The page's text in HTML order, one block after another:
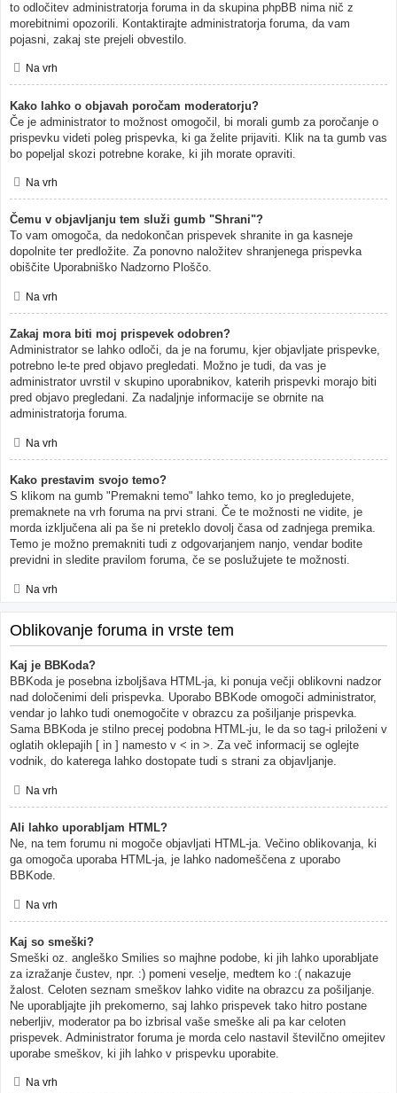
to odločitev administratorja foruma in da skupina phpBB nima nič z
morebitnimi opozorili. Kontaktirajte administratorja foruma, da vam
pojasni, zakaj ste prejeli obvestilo.
Na vrh
Kako lahko o objavah poročam moderatorju?
Če je administrator to možnost omogočil, bi morali gumb za poročanje o
prispevku videti poleg prispevka, ki ga želite prijaviti. Klik na ta gumb vas
bo popeljal skozi potrebne korake, ki jih morate opraviti.
Na vrh
Čemu v objavljanju tem služi gumb "Shrani"?
To vam omogoča, da nedokončan prispevek shranite in ga kasneje
dopolnite ter predložite. Za ponovno naložitev shranjenega prispevka
obiščite Uporabniško Nadzorno Ploščo.
Na vrh
Zakaj mora biti moj prispevek odobren?
Administrator se lahko odloči, da je na forumu, kjer objavljate prispevke,
potrebno le-te pred objavo pregledati. Možno je tudi, da vas je
administrator uvrstil v skupino uporabnikov, katerih prispevki morajo biti
pred objavo pregledani. Za nadaljnje informacije se obrnite na
administratorja foruma.
Na vrh
Kako prestavim svojo temo?
S klikom na gumb "Premakni temo" lahko temo, ko jo pregledujete,
premaknete na vrh foruma na prvi strani. Če te možnosti ne vidite, je
morda izključena ali pa še ni preteklo dovolj časa od zadnjega premika.
Temo je možno premakniti tudi z odgovarjanjem nanjo, vendar bodite
previdni in sledite pravilom foruma, če se poslužujete te možnosti.
Na vrh
Oblikovanje foruma in vrste tem
Kaj je BBKoda?
BBKoda je posebna izboljšava HTML-ja, ki ponuja večji oblikovni nadzor
nad določenimi deli prispevka. Uporabo BBKode omogoči administrator,
vendar jo lahko tudi onemogočite v obrazcu za pošiljanje prispevka.
Sama BBKoda je stilno precej podobna HTML-ju, le da so tag-i priloženi v
oglatih oklepajih [ in ] namesto v < in >. Za več informacij se oglejte
vodnik, do katerega lahko dostopate tudi s strani za objavljanje.
Na vrh
Ali lahko uporabljam HTML?
Ne, na tem forumu ni mogoče objavljati HTML-ja. Večino oblikovanja, ki
ga omogoča uporaba HTML-ja, je lahko nadomeščena z uporabo
BBKode.
Na vrh
Kaj so smeški?
Smeški oz. angleško Smilies so majhne podobe, ki jih lahko uporabljate
za izražanje čustev, npr. :) pomeni veselje, medtem ko :( nakazuje
žalost. Celoten seznam smeškov lahko vidite na obrazcu za pošiljanje.
Ne uporabljajte jih prekomerno, saj lahko prispevek tako hitro postane
neberljiv, moderator pa bo izbrisal vaše smeške ali pa kar celoten
prispevek. Administrator foruma je morda celo nastavil številčno omejitev
uporabe smeškov, ki jih lahko v prispevku uporabite.
Na vrh